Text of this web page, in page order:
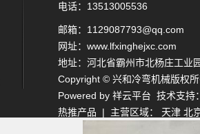
电话：13513005536
邮箱：1129087793@qq.com
网址：www.lfxinghejxc.com
地址：河北省霸州市北杨庄工业
Copyright © 兴和冷弯机械版权
Powered by 祥云平台 技术支持：
热推产品 | 主营区域： 天津 北